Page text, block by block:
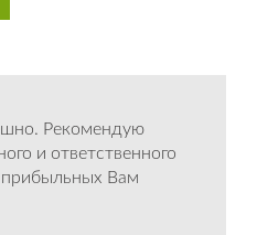
Рекомендую
и ответственного
прибыльных Вам